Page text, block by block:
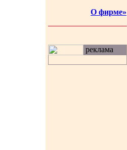
О фирме»
реклама